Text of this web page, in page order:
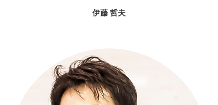
伊藤 哲夫